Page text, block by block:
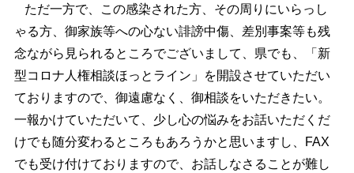
ただ一方で、この感染された方、その周りにいらっし
ゃる方、御家族等への心ない誹謗中傷、差別事案等も残
念ながら見られるところでございまして、県でも、「新
型コロナ人権相談ほっとライン」を開設させていただい
ておりますので、御遠慮なく、御相談をいただきたい。
一報かけていただいて、少し心の悩みをお話いただくだ
けでも随分変わるところもあろうかと思いますし、FAX
でも受け付けておりますので、お話しなさることが難し